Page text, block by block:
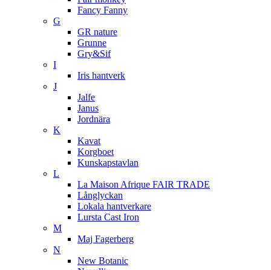
Fancy Fanny
G
GR nature
Grunne
Gry&Sif
I
Iris hantverk
J
Jalfe
Janus
Jordnära
K
Kavat
Korgboet
Kunskapstavlan
L
La Maison Afrique FAIR TRADE
Långlyckan
Lokala hantverkare
Lursta Cast Iron
M
Maj Fagerberg
N
New Botanic